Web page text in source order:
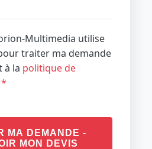
Multimedia utilise
traiter ma demande
à la politique de
*
MA DEMANDE -
MON DEVIS